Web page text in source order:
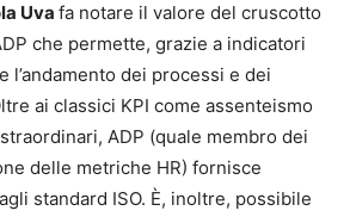
Uva fa notare il valore del cruscotto
che permette, grazie a indicatori
l’andamento dei processi e dei
ai classici KPI come assenteismo
ADP (quale membro dei
delle metriche HR) fornisce
standard ISO. È, inoltre, possibile